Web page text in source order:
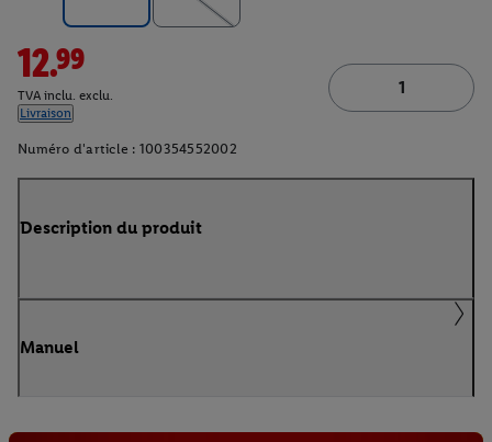
12.99
TVA inclu. exclu.
Livraison
Numéro d'article : 100354552002
Description du produit
Manuel